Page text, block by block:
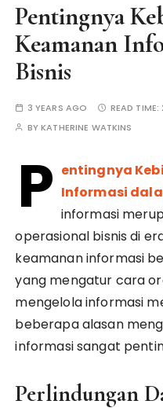
Pentingnya
Keamanan
Bisnis
3 YEARS AGO READ TIME:
BYKATHERINE WATKINS
P entingnya
Informasi
informasi
operasional bisnis di
keamanan informasi
yang mengatur cara
mengelola informasi
beberapa alasan
informasi sangat
Perlindungan